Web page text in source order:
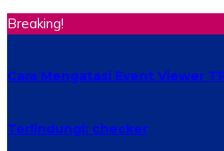
Breaking!
Cara Mengatasi Event Viewer
Terlindungi: checker